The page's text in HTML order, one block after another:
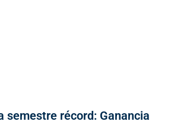
semestre récord: Ganancia